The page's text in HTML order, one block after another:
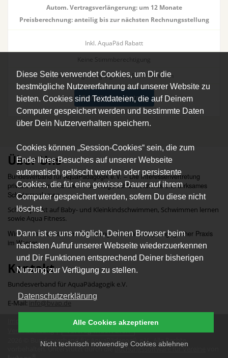
Diese Seite verwendet Cookies, um Dir die
bestmögliche Nutzererfahrung auf unserer Website zu
bieten. Cookies sind Textdateien, die auf Deinem
Computer gespeichert werden und bestimmte Daten
über Dein Nutzerverhalten speichern.
Cookies können „Session-Cookies“ sein, die zum
Ende Ihres Besuches auf unserer Webseite
automatisch gelöscht werden oder persistente
Cookies, die für eine gewisse Dauer auf ihrem
Computer gespeichert werden, sofern Du diese nicht
löschst.
Dann ist es uns möglich, Deinen Browser beim
nächsten Aufruf unserer Webseite wiederzuerkennen
und Dir Funktionen entsprechend Deiner bisherigen
Nutzung zur Verfügung zu stellen.
Datenschutzerklärung
Nicht technisch notwendige Cookies ablehnen
Alle Cookies akzeptieren
Autom. Vertragsverlängerung: um 12 Monate
Preisberechnung: anteilig bis zur nächsten Rechnungsstellung
Inkl. AquaPäd Rabatt
Keine Stimmberechtigung
Keine Vergünstigungen bei BVAP Partnern
Zum Online-Antrag
Über Uns
Bundesverband für AquaPädagogik e.V. – Die Interessenvertretung
privater Schwimmschulen. Für kindgerechtes, sicheres und wirksames
Schwimmenlernen.
Schwerpunkt auf Baby- und Kleinkindschwimmen, Schwimmen lernen
sowie Aqua Fitness.
Wir setzen Standards in Ausbildung, Qualität und pädagogischer Praxis
im Wasser.
Kontakt
Bundesverband für AquaPädagogik e.V.
E-Mail: info@bvap.de
Datenschutz |Erklärung zur Barrierefreiheit
Vereinssatzung|
Vertrag widerrufen
2026 © Bundesverband für AquaPädagogik e.V.. Alle Rechte
vorbehalten. Unterstützt durch dieBuchungssoftware für Vereine